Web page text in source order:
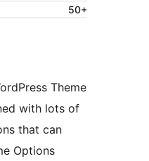
50+
Theme
with lots of
that can
Options